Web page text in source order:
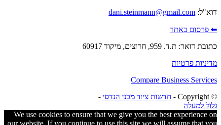
דוא"ל: dani.steinmann@gmail.com
⬅ פרסום באתר
כתובת דואר: ת.ד. 959, חרוצים, מיקוד 60917
מדיניות פרטיות
Compare Business Services
© ‫Copyright -
חדשות ציוד מכני הנדסי -
גלול למעלה
We use cookies to ensure that we give you the best experience on
our website. If you continue to use this site we will assume that you